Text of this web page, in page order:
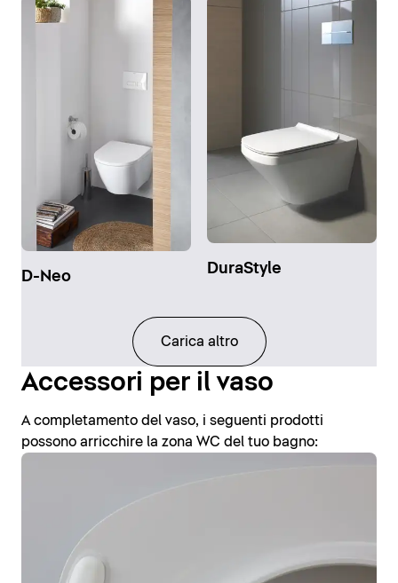
D-Neo
DuraStyle
Carica altro
Accessori per il vaso
A completamento del vaso, i seguenti prodotti
possono arricchire la zona WC del tuo bagno: